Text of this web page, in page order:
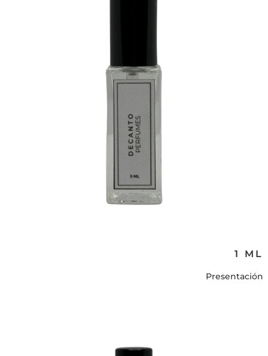
1 ML
Presentación